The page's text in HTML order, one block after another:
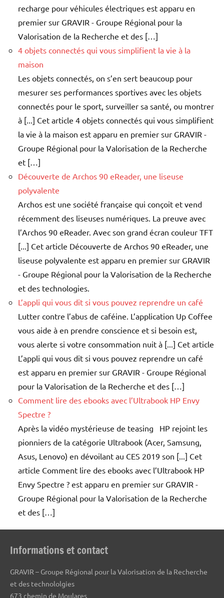
recharge pour véhicules électriques est apparu en
premier sur GRAVIR - Groupe Régional pour la
Valorisation de la Recherche et des […]
4 objets connectés qui vous simplifient la vie à la
maison
Les objets connectés, on s’en sert beaucoup pour
mesurer ses performances sportives avec les objets
connectés pour le sport, surveiller sa santé, ou montrer
à [...] Cet article 4 objets connectés qui vous simplifient
la vie à la maison est apparu en premier sur GRAVIR -
Groupe Régional pour la Valorisation de la Recherche
et […]
Découverte de Archos 90 eReader, une liseuse
polyvalente
Archos est une société française qui conçoit et vend
récemment des liseuses numériques. La preuve avec
l’Archos 90 eReader. Avec son grand écran couleur TFT
[...] Cet article Découverte de Archos 90 eReader, une
liseuse polyvalente est apparu en premier sur GRAVIR
- Groupe Régional pour la Valorisation de la Recherche
et des technologies.
L’appli qui vous dit si vous pouvez reprendre un café
Lutter contre l’abus de caféine. L’application Up Coffee
vous aide à en prendre conscience et si besoin est,
vous alerte si votre consommation nuit à [...] Cet article
L’appli qui vous dit si vous pouvez reprendre un café
est apparu en premier sur GRAVIR - Groupe Régional
pour la Valorisation de la Recherche et des […]
Comment lire des ebooks avec l’Ultrabook HP Envy
Spectre ?
Après la vidéo mystérieuse de teasing HP rejoint les
pionniers de la catégorie Ultrabook (Acer, Samsung,
Asus, Lenovo) en dévoilant au CES 2019 son [...] Cet
article Comment lire des ebooks avec l’Ultrabook HP
Envy Spectre ? est apparu en premier sur GRAVIR -
Groupe Régional pour la Valorisation de la Recherche
et des […]
Informations et contact
GRAVIR – Groupe Régional pour la Valorisation de la Recherche
et des technololgies
673 chemin de Moulares